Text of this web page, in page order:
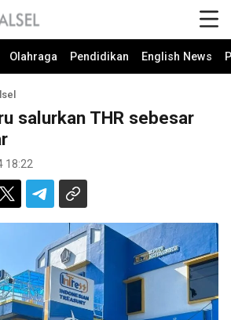
Olahraga Pendidikan English News
salurkan THR sebesar
18:22